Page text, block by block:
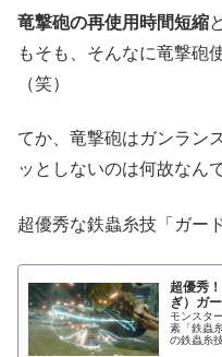
竜撃砲の再使用時間短縮
もそも、そんなに竜撃砲
（笑）
てか、竜撃砲はガンラン
ッとしないのは何故なん
超優秀な鉄蟲糸技「ガー
超優秀
ぎ）ガ
モンスタ
素「鉄蟲
の鉄蟲糸